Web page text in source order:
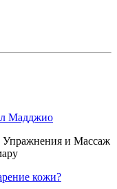
Мадджио
Упражнения и Массаж
кожи?